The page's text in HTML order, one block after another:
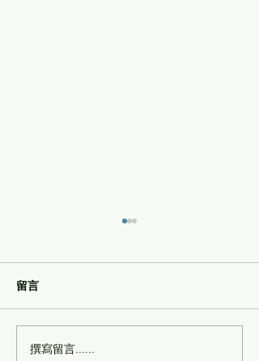
幹細胞回輸後，身體一年
留言
撰寫留言......